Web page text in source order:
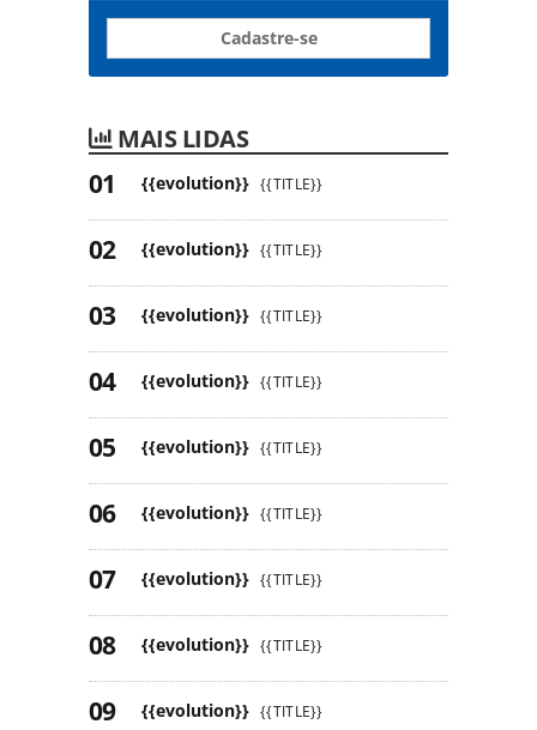
Cadastre-se
MAIS LIDAS
{{evolution}} {{TITLE}}
{{evolution}} {{TITLE}}
{{evolution}} {{TITLE}}
{{evolution}} {{TITLE}}
{{evolution}} {{TITLE}}
{{evolution}} {{TITLE}}
{{evolution}} {{TITLE}}
{{evolution}} {{TITLE}}
{{evolution}} {{TITLE}}